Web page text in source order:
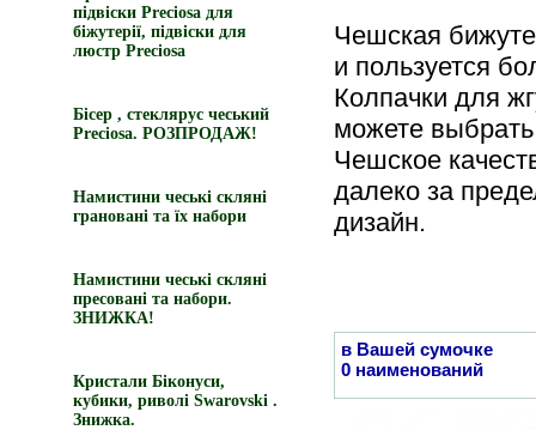
підвіски Preciosa для
біжутерії, підвіски для
люстр Preciosa
Бісер , стеклярус чеський
Preciosa. РОЗПРОДАЖ!
Намистини чеські скляні
грановані та їх набори
Намистини чеські скляні
пресовані та набори.
ЗНИЖКА!
Кристали Біконуси,
кубики, риволі Swarovski .
Знижка.
Чешская
и пользуется
Колпачки для
можете
Чешское
далеко за
дизайн.
в Вашей сумочке
0 наименований